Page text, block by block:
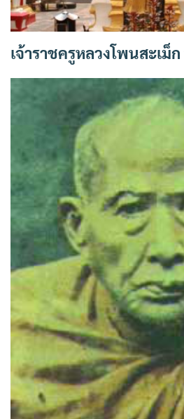
เจ้าราชครูหลวงโพนสะเม็